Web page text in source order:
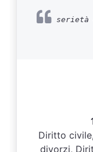
serietà
Diritto
divorzi,